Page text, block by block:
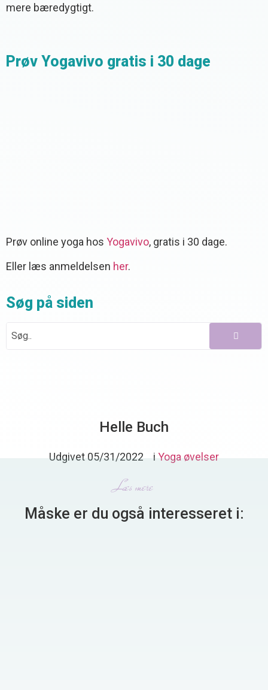
mere bæredygtigt.
Prøv Yogavivo gratis i 30 dage
Prøv online yoga hos Yogavivo, gratis i 30 dage.
Eller læs anmeldelsen her.
Søg på siden
Helle Buch
Udgivet 05/31/2022 i Yoga øvelser
Læs mere
Måske er du også interesseret i: